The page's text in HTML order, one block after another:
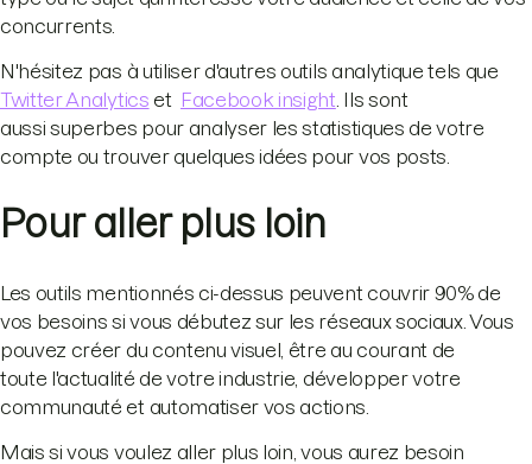
concurrents.
N'hésitez pas à utiliser d'autres outils analytique tels que
Twitter Analytics et Facebook insight . Ils sont
aussi superbes pour analyser les statistiques de votre
compte ou trouver quelques idées pour vos posts.
Pour aller plus loin
Les outils mentionnés ci-dessus peuvent couvrir 90% de
vos besoins si vous débutez sur les réseaux sociaux. Vous
pouvez créer du contenu visuel, être au courant de
toute l'actualité de votre industrie, développer votre
communauté et automatiser vos actions.
Mais si vous voulez aller plus loin, vous aurez besoin